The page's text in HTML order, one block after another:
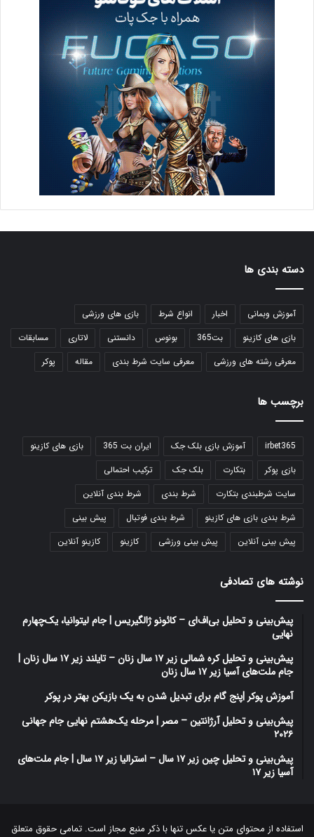
دسته بندی ها
آموزش وبمانی اخبار انواع شرط
بازی های ورزشی
بازی های کازینو
بت365 بونوس دانستنی لاتاری
مسابقات
معرفی رشته های ورزشی
معرفی سایت شرط بندی مقاله پوکر
برچسب ها
irbet365 آموزش بازی بلک جک ایران بت 365
بازی های کازینو
بازی پوکر
بتکارت بلک جک
ترکیب احتمالی
سایت شرطبندی بتکارت
شرط بندی
شرط بندی آنلاین
شرط بندی بازی های کازینو
شرط بندی فوتبال
پیش بینی
پیش بینی آنلاین
پیش بینی ورزشی کازینو کازینو آنلاین
نوشته های تصادفی
پیش‌بینی و تحلیل بی‌اف‌ای – کائونو ژالگیریس | جام لیتوانیا، یک‌چهارم
نهایی
پیش‌بینی و تحلیل کره شمالی زیر ۱۷ سال زنان – تایلند زیر ۱۷ سال زنان |
جام ملت‌های آسیا زیر ۱۷ سال زنان
آموزش پوکر |پنج گام برای تبدیل شدن به یک بازیکن بهتر در پوکر
پیش‌بینی و تحلیل آرژانتین – مصر | مرحله یک‌هشتم نهایی جام جهانی
۲۰۲۶
پیش‌بینی و تحلیل چین زیر ۱۷ سال – استرالیا زیر ۱۷ سال | جام ملت‌های
آسیا زیر ۱۷
استفاده از محتوای متن یا عکس تنها با ذکر منبع مجاز است. تمامی حقوق متعلق